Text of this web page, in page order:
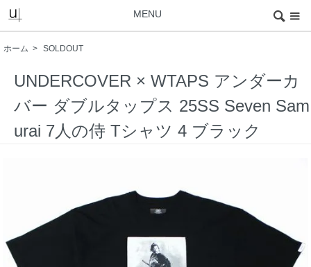
MENU
ホーム > SOLDOUT
UNDERCOVER × WTAPS アンダーカ
バー ダブルタップス 25SS Seven Sam
urai 7人の侍 Tシャツ 4 ブラック